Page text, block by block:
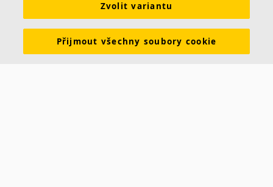
Prohlášení o vlastnostech Brožury ke stažení
Ceník Skupina Ecophon Právní informace
Zvolit variantu
Přijmout všechny soubory cookie